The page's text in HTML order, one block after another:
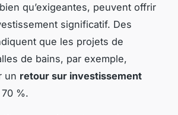
qu’exigeantes, peuvent offrir
significatif. Des
que les projets de
de bains, par exemple,
un retour sur investissement
%.